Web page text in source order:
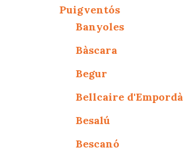
Puigventós
Banyoles
Bàscara
Begur
Bellcaire d'Empordà
Besalú
Bescanó